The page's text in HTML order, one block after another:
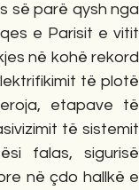
së parë qysh nga
e Parisit e vitit
në kohë rekord
të plotë
etapave të
të sistemit
falas, sigurisë
në çdo hallkë e